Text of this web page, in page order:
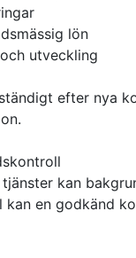
lön
utveckling
efter nya
tjänster kan
kan en godkänd